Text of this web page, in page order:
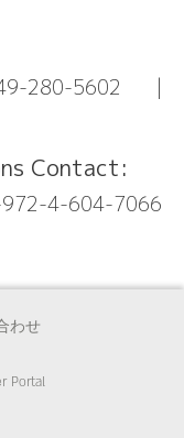
280-5602 |
Contact:
604-7066
わせ
Portal